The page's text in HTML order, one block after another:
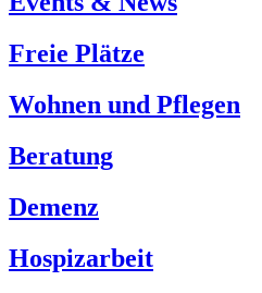
Freie Plätze
Wohnen und Pflegen
Beratung
Demenz
Hospizarbeit